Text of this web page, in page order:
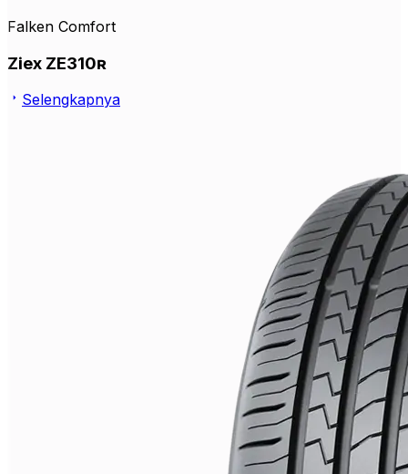
Falken Comfort
Ziex ZE310ʀ
Selengkapnya